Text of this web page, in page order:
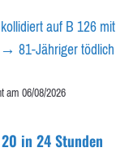
auf B 126 mit
81-Jähriger tödlich
am 06/08/2026
in 24 Stunden